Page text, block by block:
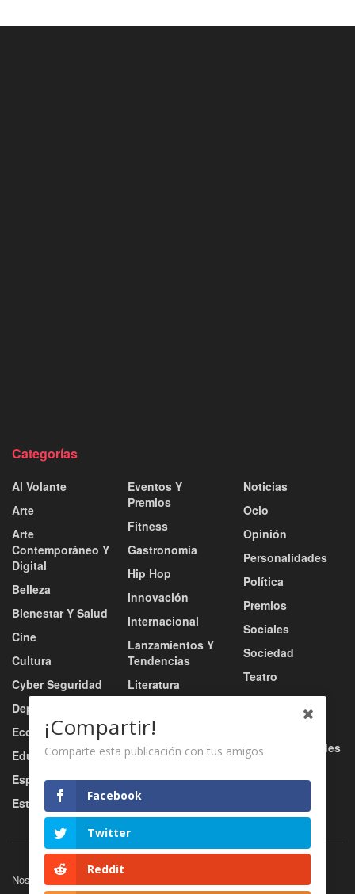
Categorías
Al Volante
Arte
Arte
Contemporáneo Y
Digital
Belleza
Bienestar Y Salud
Cine
Cultura
Cyber Seguridad
Deportes
Economía
Educación
Esports
Estilo De Vida
Eventos Y
Premios
Fitness
Gastronomía
Hip Hop
Innovación
Internacional
Lanzamientos Y
Tendencias
Literatura
Música
Música Urbana
Nacional
Negocio
Noticias
Ocio
Opinión
Personalidades
Política
Premios
Sociales
Sociedad
Teatro
Tecnología
Tv / Radio / Redes
Nosotros
¡Compartir!
Comparte esta publicación con tus amigos
Facebook
Twitter
Reddit